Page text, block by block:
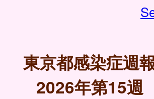
東京都感染症週
2026年第15週